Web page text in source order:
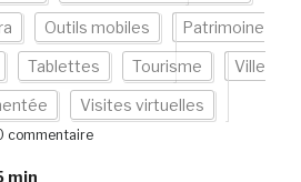
Outils mobiles Patrimoine
Tablettes Tourisme Ville
Visites virtuelles
commentaire
min